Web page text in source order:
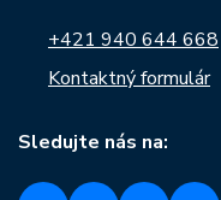
+421 940 644 668
Kontaktný formulár
Sledujte nás na: